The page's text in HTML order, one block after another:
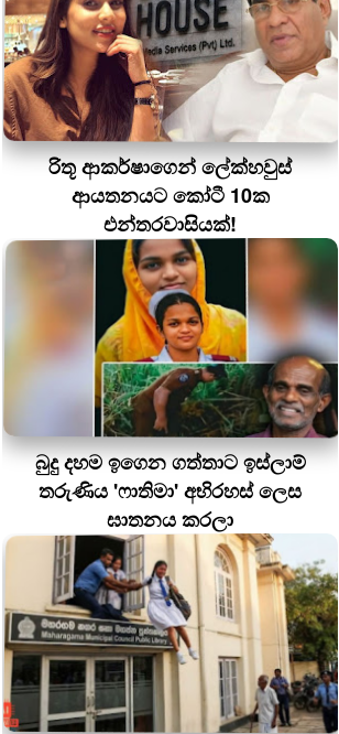
රිතූ ආකර්ෂාගෙන් ලේක්හවුස්
ආයතනයට කෝටී 10ක
එන්තරවාසියක්!
බුදු දහම ඉගෙන ගත්තාට ඉස්ලාම්
තරුණිය 'ෆාතිමා' අභිරහස් ලෙස
ඝාතනය කරලා